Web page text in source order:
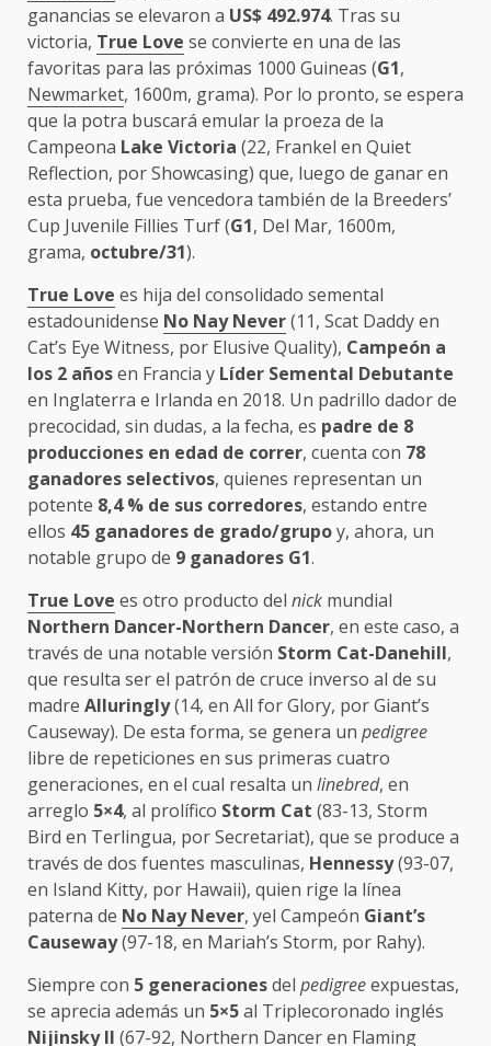
ganancias se elevaron a US$ 492.974. Tras su
victoria, True Love se convierte en una de las
favoritas para las próximas 1000 Guineas (G1,
Newmarket, 1600m, grama). Por lo pronto, se espera
que la potra buscará emular la proeza de la
Campeona Lake Victoria (22, Frankel en Quiet
Reflection, por Showcasing) que, luego de ganar en
esta prueba, fue vencedora también de la Breeders’
Cup Juvenile Fillies Turf (G1, Del Mar, 1600m,
grama, octubre/31).
True Love es hija del consolidado semental
estadounidense No Nay Never(11, Scat Daddy en
Cat’s Eye Witness, por Elusive Quality), Campeón a
los 2 añosen Francia y Líder Semental Debutante
en Inglaterra e Irlanda en 2018. Un padrillo dador de
precocidad, sin dudas, a la fecha, es padre de 8
producciones en edad de correr, cuenta con 78
ganadores selectivos, quienes representan un
potente 8,4 % de sus corredores, estando entre
ellos 45 ganadores de grado/grupoy, ahora, un
notable grupo de 9 ganadores G1.
True Love es otro producto del nick mundial
Northern Dancer-Northern Dancer, en este caso, a
través de una notable versión Storm Cat-Danehill,
que resulta ser el patrón de cruce inverso al de su
madre Alluringly(14, en All for Glory, por Giant’s
Causeway). De esta forma, se genera un pedigree
libre de repeticiones en sus primeras cuatro
generaciones, en el cual resalta un linebred, en
arreglo 5×4, al prolífico Storm Cat (83-13, Storm
Bird en Terlingua, por Secretariat), que se produce a
través de dos fuentes masculinas, Hennessy(93-07,
en Island Kitty, por Hawaii), quien rige la línea
paterna de No Nay Never, yel Campeón Giant’s
Causeway(97-18, en Mariah’s Storm, por Rahy).
Siempre con 5 generacionesdel pedigreeexpuestas,
se aprecia además un 5×5al Triplecoronado inglés
Nijinsky II (67-92, Northern Dancer en Flaming